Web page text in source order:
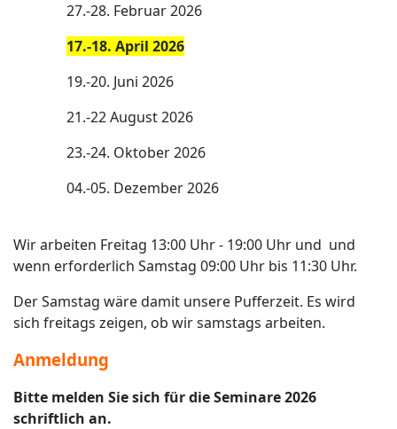
27.-28. Februar 2026
17.-18. April 2026
19.-20. Juni 2026
21.-22 August 2026
23.-24. Oktober 2026
04.-05. Dezember 2026
Wir arbeiten Freitag 13:00 Uhr - 19:00 Uhr und und
wenn erforderlich Samstag 09:00 Uhr bis 11:30 Uhr.
Der Samstag wäre damit unsere Pufferzeit. Es wird
sich freitags zeigen, ob wir samstags arbeiten.
Anmeldung
Bitte melden Sie sich für die Seminare 2026
schriftlich an.